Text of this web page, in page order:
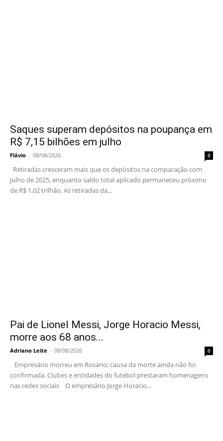
Saques superam depósitos na poupança em
R$ 7,15 bilhões em julho
Flávio - 08/08/2026 0
Retiradas cresceram mais que os depósitos na comparação com
julho de 2025, enquanto saldo total aplicado permaneceu próximo
de R$ 1,02 trilhão. As retiradas da...
Pai de Lionel Messi, Jorge Horacio Messi,
morre aos 68 anos...
Adriano Leite - 08/08/2026 0
Empresário morreu em Rosário; causa da morte ainda não foi
confirmada. Clubes e entidades do futebol prestaram homenagens
nas redes sociais O empresário Jorge Horacio...